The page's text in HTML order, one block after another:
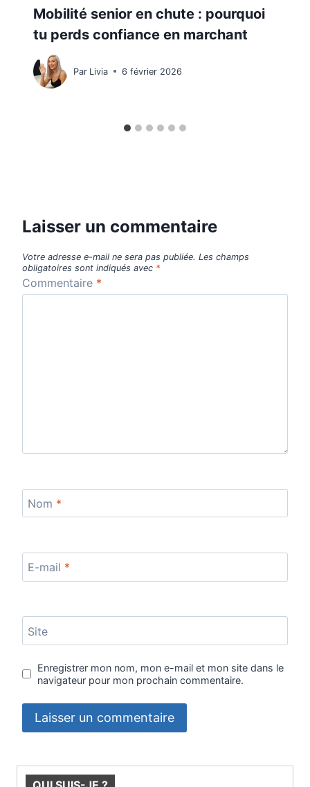
Mobilité senior en chute : pourquoi
tu perds confiance en marchant
Par Livia 6 février 2026
Laisser un commentaire
Votre adresse e-mail ne sera pas publiée. Les champs
obligatoires sont indiqués avec *
Commentaire *
Nom *
E-mail *
Site
Enregistrer mon nom, mon e-mail et mon site dans le
navigateur pour mon prochain commentaire.